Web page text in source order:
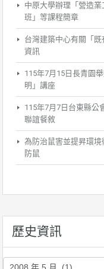
中原大學辦理「營造
班」等課程簡章
台灣建築中心有關「
資訊
115年7月15日長青園
明」講座
115年7月7日台東縣公
聯誼餐敘
為防治鼠害並提昇環
防鼠
歷史資訊
歷